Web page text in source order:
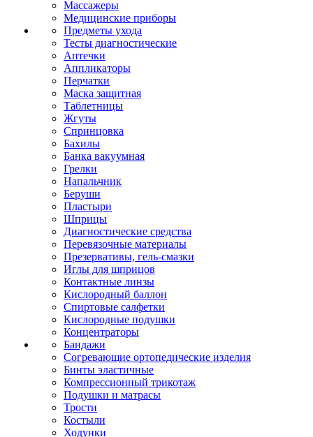
Массажеры
Медицинские приборы
Предметы ухода
Тесты диагностические
Аптечки
Аппликаторы
Перчатки
Маска защитная
Таблетницы
Жгуты
Спринцовка
Бахилы
Банка вакуумная
Грелки
Напальчник
Беруши
Пластыри
Шприцы
Диагностические средства
Перевязочные материалы
Презервативы, гель-смазки
Иглы для шприцов
Контактные линзы
Кислородный баллон
Спиртовые салфетки
Кислородные подушки
Концентраторы
Бандажи
Согревающие ортопедические изделия
Бинты эластичные
Компрессионный трикотаж
Подушки и матрасы
Трости
Костыли
Ходунки